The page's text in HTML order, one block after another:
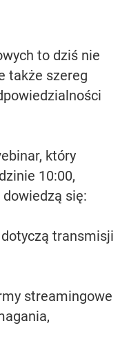
to dziś nie
także szereg
który
10:00,
się:
transmisji
streamingowe